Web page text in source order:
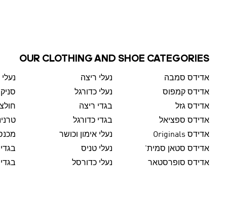
OUR CLOTHING AND SHOE CATEGORIES
אדידס סמבה נעלי ריצה
אדידס קמפוס
נעלי כדורגל
אדידס גזל
בגדי ריצה
אדידס ספציאל
בגדי כדורגל
אדידס Originals
נעלי אימון וכושר
אדידס סטאן סמית'
נעלי טניס
אדידס סופרסטאר
נעלי כדורסל